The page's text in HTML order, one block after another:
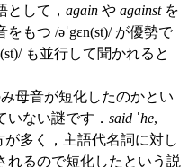
して， again や againstを
もつ /əˈgɛn(st)/ が優勢で
も並行して聞かれると
母音が短化したのかとい
いない謎です． said ˈhe,
多く，主語代名詞に対し
れるので短化したという説